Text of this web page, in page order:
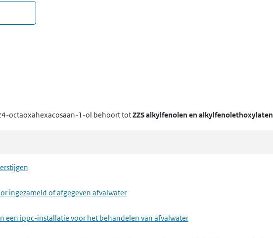
octaoxahexacosaan-1-ol behoort totZZS alkylfenolen en alkylfenolethoxylaten
ingezameld of afgegeven afvalwater
een ippc-installatie voor het behandelen van afvalwater